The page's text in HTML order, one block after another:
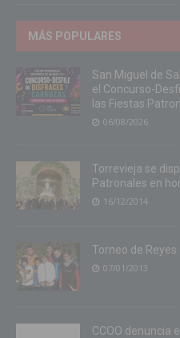
MÁS POPULARES
San Miguel de
el Concurso-
las Fiestas
06/08/2026
Torrevieja se
Patronales en
16/12/2014
Torneo de
07/01/2013
CCOO denuncia